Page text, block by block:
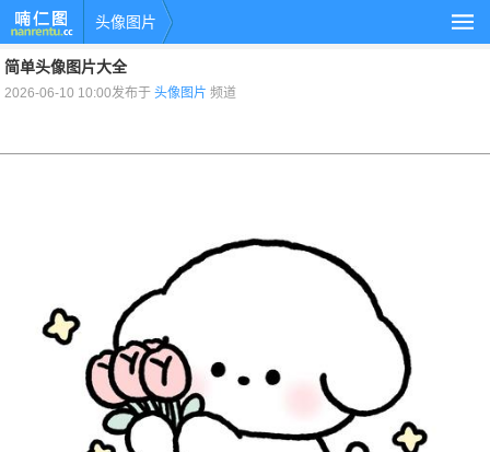
头像图片
简单头像图片大全
2026-06-10 10:00发布于头像图片 频道